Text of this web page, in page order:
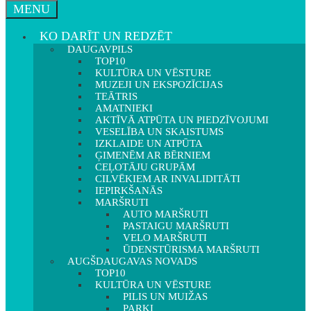
MENU
KO DARĪT UN REDZĒT
DAUGAVPILS
TOP10
KULTŪRA UN VĒSTURE
MUZEJI UN EKSPOZĪCIJAS
TEĀTRIS
AMATNIEKI
AKTĪVĀ ATPŪTA UN PIEDZĪVOJUMI
VESELĪBA UN SKAISTUMS
IZKLAIDE UN ATPŪTA
ĢIMENĒM AR BĒRNIEM
CEĻOTĀJU GRUPĀM
CILVĒKIEM AR INVALIDITĀTI
IEPIRKŠANĀS
MARŠRUTI
AUTO MARŠRUTI
PASTAIGU MARŠRUTI
VELO MARŠRUTI
ŪDENSTŪRISMA MARŠRUTI
AUGŠDAUGAVAS NOVADS
TOP10
KULTŪRA UN VĒSTURE
PILIS UN MUIŽAS
PARKI